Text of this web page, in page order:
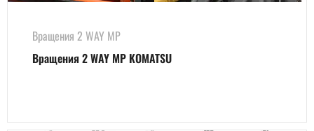
Вращения 2 WAY MP
Вращения 2 WAY MP KOMATSU